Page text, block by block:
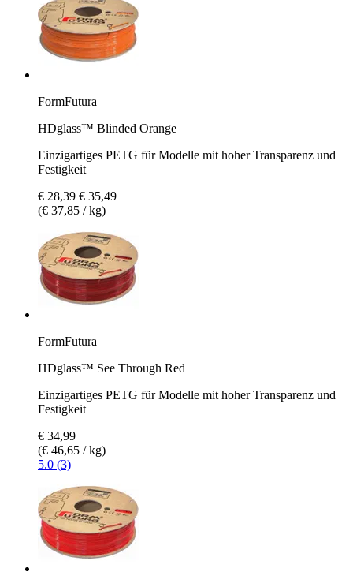
FormFutura
HDglass™ Blinded Orange
Einzigartiges PETG für Modelle mit hoher Transparenz und
Festigkeit
€ 28,39 € 35,49
(€ 37,85 / kg)
FormFutura
HDglass™ See Through Red
Einzigartiges PETG für Modelle mit hoher Transparenz und
Festigkeit
€ 34,99
(€ 46,65 / kg)
5.0 (3)